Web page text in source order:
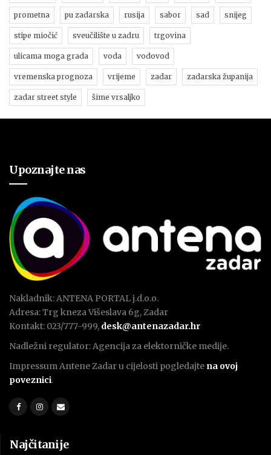
prometna pu zadarska rusija sabor sad snijeg
stipe miočić sveučilište u zadru trgovina
ulicama moga grada voda vodovod
vremenska prognoza vrijeme zadar zadarska županija
zadar street style šime vrsaljko
Upoznajte nas
Nakladnik: ANTENA PORTAL j.d.o.o.
Adresa: Trg kneza Višeslava 6g, Zadar
Kontakt: 023/777-999, desk@antenazadar.hr
Nadležni regulator: Agencija za elektorničke medije.
Impressum Antene Zadar u cijelosti pogledajte na ovoj
poveznici.
Najčitanije